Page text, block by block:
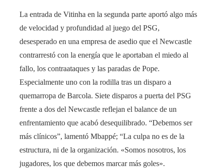
La entrada de Vitinha en la segunda parte aportó algo más
de velocidad y profundidad al juego del PSG,
desesperado en una empresa de asedio que el Newcastle
contrarrestó con la energía que le aportaban el miedo al
fallo, los contraataques y las paradas de Pope.
Especialmente uno con la rodilla tras un disparo a
quemarropa de Barcola. Siete disparos a puerta del PSG
frente a dos del Newcastle reflejan el balance de un
enfrentamiento que acabó desequilibrado. “Debemos ser
más clínicos”, lamentó Mbappé; “La culpa no es de la
estructura, ni de la organización. «Somos nosotros, los
jugadores, los que debemos marcar más goles».